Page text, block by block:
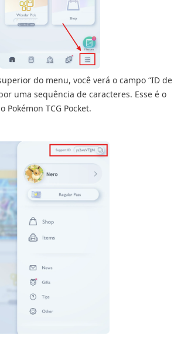
do menu, você verá o campo “ID de
uma sequência de caracteres. Esse é o
Pokémon TCG Pocket.